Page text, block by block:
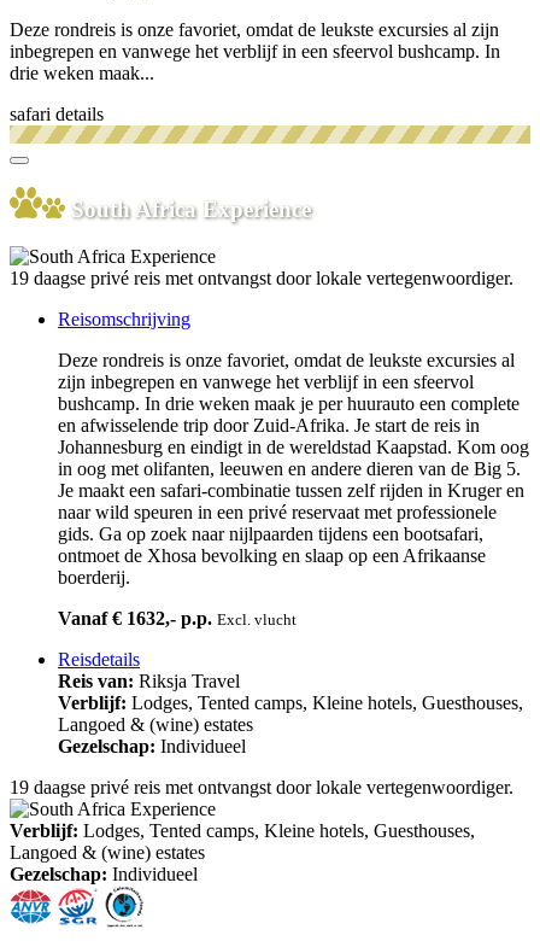
Deze rondreis is onze favoriet, omdat de leukste excursies al zijn
inbegrepen en vanwege het verblijf in een sfeervol bushcamp. In
drie weken maak...
safari details
South Africa Experience
19 daagse privé reis met ontvangst door lokale vertegenwoordiger.
Reisomschrijving
Deze rondreis is onze favoriet, omdat de leukste excursies al
zijn inbegrepen en vanwege het verblijf in een sfeervol
bushcamp. In drie weken maak je per huurauto een complete
en afwisselende trip door Zuid-Afrika. Je start de reis in
Johannesburg en eindigt in de wereldstad Kaapstad. Kom oog
in oog met olifanten, leeuwen en andere dieren van de Big 5.
Je maakt een safari-combinatie tussen zelf rijden in Kruger en
naar wild speuren in een privé reservaat met professionele
gids. Ga op zoek naar nijlpaarden tijdens een bootsafari,
ontmoet de Xhosa bevolking en slaap op een Afrikaanse
boerderij.
Vanaf € 1632,- p.p. Excl. vlucht
Reisdetails
Reis van: Riksja Travel
Verblijf: Lodges, Tented camps, Kleine hotels, Guesthouses,
Langoed & (wine) estates
Gezelschap: Individueel
19 daagse privé reis met ontvangst door lokale vertegenwoordiger.
Verblijf: Lodges, Tented camps, Kleine hotels, Guesthouses,
Langoed & (wine) estates
Gezelschap: Individueel